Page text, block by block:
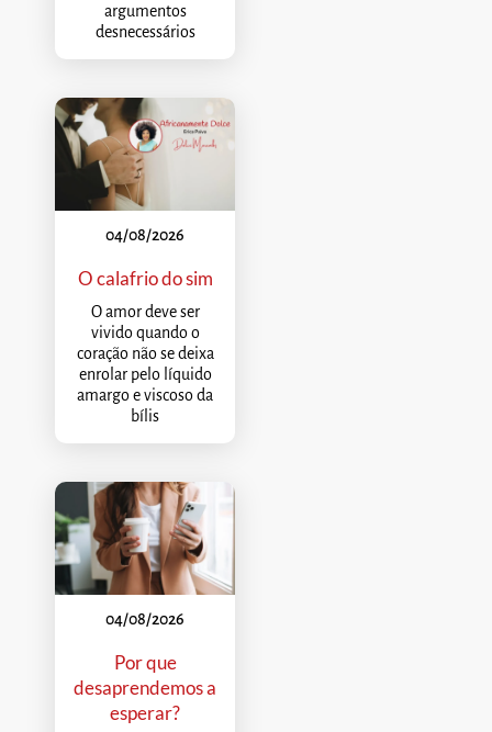
argumentos
desnecessários
04/08/2026
O calafrio do sim
O amor deve ser
vivido quando o
coração não se deixa
enrolar pelo líquido
amargo e viscoso da
bílis
04/08/2026
Por que
desaprendemos a
esperar?